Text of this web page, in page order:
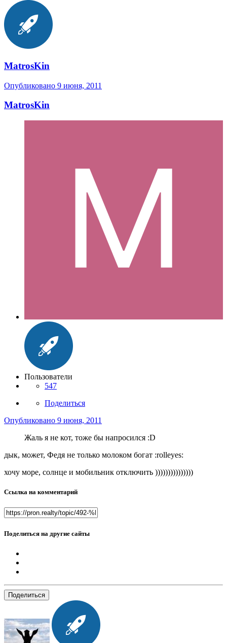
MatrosKin
Опубликовано 9 июня, 2011
MatrosKin
Пользователи
547
Поделиться
Опубликовано 9 июня, 2011
Жаль я не кот, тоже бы напросился :D
дык, может, Федя не только молоком богат :rolleyes:
хочу море, солнце и мобильник отключить )))))))))))))))
Ссылка на комментарий
Поделиться на другие сайты
Поделиться